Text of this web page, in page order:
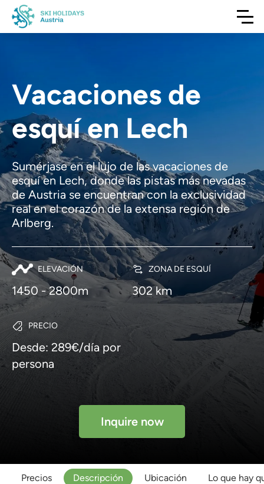
Vacaciones de
esquí en Lech
Sumérjase en el lujo de las vacaciones de
esquí en Lech, donde las pistas más nevadas
de Austria se encuentran con la exclusividad
real en el corazón de la extensa región de
Arlberg.
ELEVACIÓN
1450 - 2800m
ZONA DE ESQUÍ
302 km
PRECIO
Desde: 289€/día por
persona
Inquire now
Precios Descripción Ubicación Lo que hay